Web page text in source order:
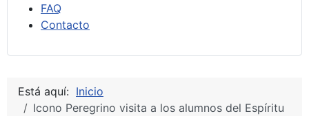
FAQ
Contacto
Está aquí: Inicio
Icono Peregrino visita a los alumnos del Espíritu